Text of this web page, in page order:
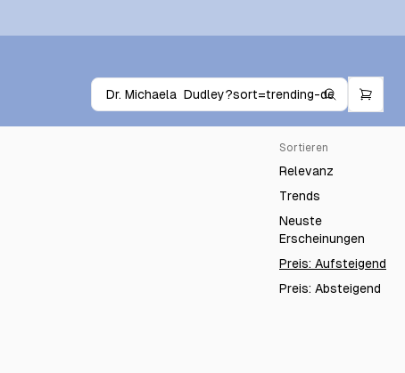
Sortieren
Relevanz
Trends
Neuste
Erscheinungen
Preis: Aufsteigend
Preis: Absteigend